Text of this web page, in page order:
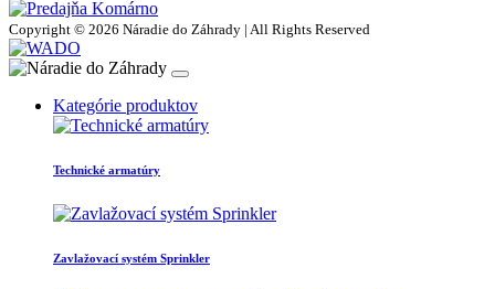
Copyright © 2026 Náradie do Záhrady | All Rights Reserved
Kategórie produktov
Technické armatúry
Zavlažovací systém Sprinkler